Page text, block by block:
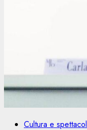
Cultura e